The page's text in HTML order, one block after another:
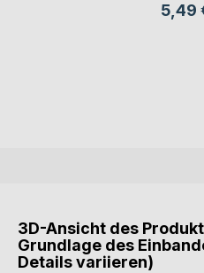
5,49
3D-Ansicht des
Grundlage des
Details variieren)